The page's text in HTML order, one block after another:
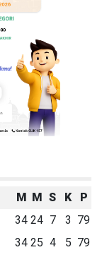
M M S K
P
34 24 7 3 79
34 25 4 5 79